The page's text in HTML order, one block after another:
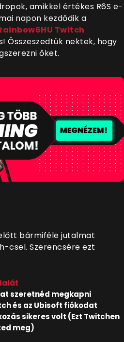
amikkel értékes R6S e-
napon kezdődik a
Twitch
Összeszedtük nektek, hogy
őket.
bármiféle jutalmat
csel. Szerencsére ezt
szeretnéd megkapni
és az Ubisoft fiókodat
sikeres volt (Ezt Twitchen
meg)